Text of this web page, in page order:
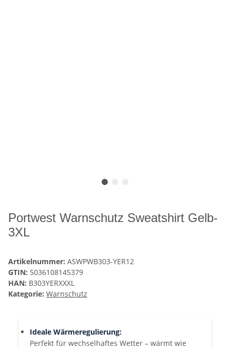
Portwest Warnschutz Sweatshirt Gelb-
3XL
Artikelnummer: ASWPWB303-YER12
GTIN: 5036108145379
HAN: B303YERXXXL
Kategorie: Warnschutz
Ideale Wärmeregulierung:
Perfekt für wechselhaftes Wetter – wärmt wie